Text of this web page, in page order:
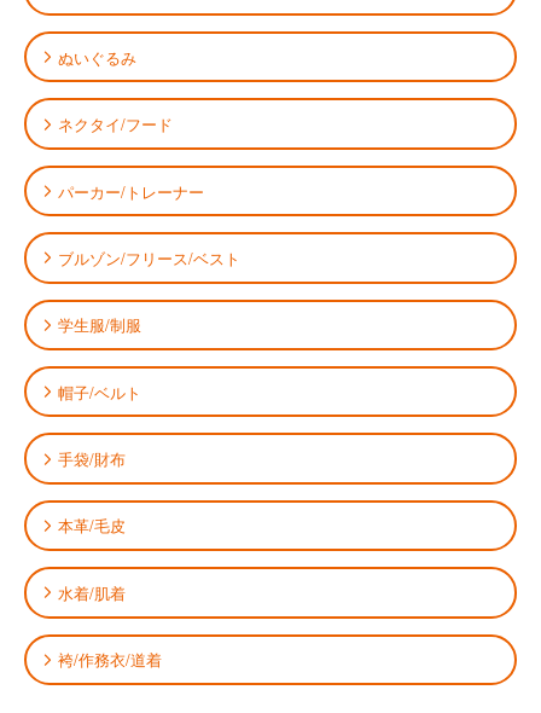
ぬいぐるみ
ネクタイ/フード
パーカー/トレーナー
ブルゾン/フリース/ベスト
学生服/制服
帽子/ベルト
手袋/財布
本革/毛皮
水着/肌着
袴/作務衣/道着